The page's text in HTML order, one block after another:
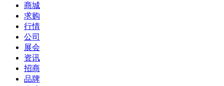
商城
求购
行情
公司
展会
资讯
招商
品牌